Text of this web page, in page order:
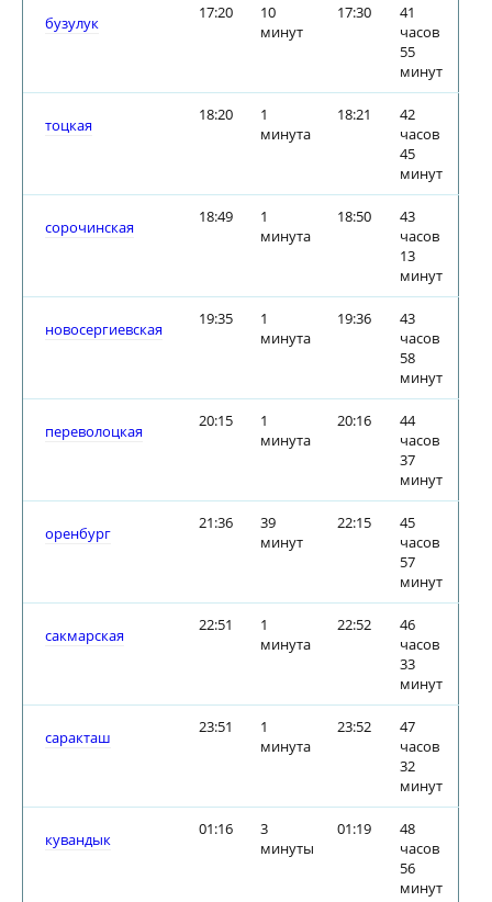
бузулук
17:20
10
минут
17:30
41
часов
55
минут
тоцкая
18:20
1
минута
18:21
42
часов
45
минут
сорочинская
18:49
1
минута
18:50
43
часов
13
минут
новосергиевская
19:35
1
минута
19:36
43
часов
58
минут
переволоцкая
20:15
1
минута
20:16
44
часов
37
минут
оренбург
21:36
39
минут
22:15
45
часов
57
минут
сакмарская
22:51
1
минута
22:52
46
часов
33
минут
саракташ
23:51
1
минута
23:52
47
часов
32
минут
кувандык
01:16
3
минуты
01:19
48
часов
56
минут